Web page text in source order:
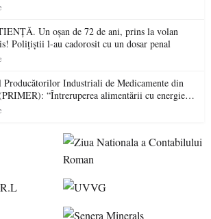
Un oșan de 72 de ani, prins la volan
Polițiștii l-au cadorosit cu un dosar penal
Producătorilor Industriali de Medicamente din
“Întreruperea alimentării cu energie
fabricilor de medicamente va pune în pericol